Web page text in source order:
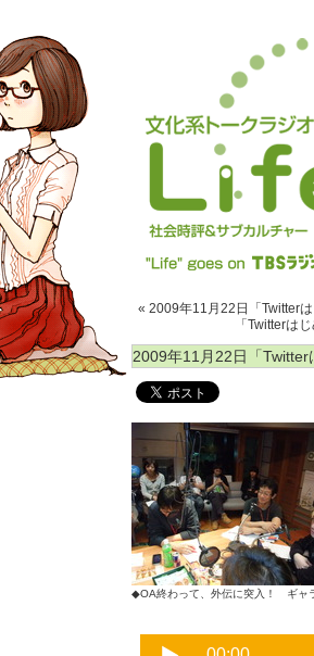
« 2009年11月22日「Twitter
「Twitterは
2009年11月22日「
◆OA終わって、外伝に突入！ ギャ